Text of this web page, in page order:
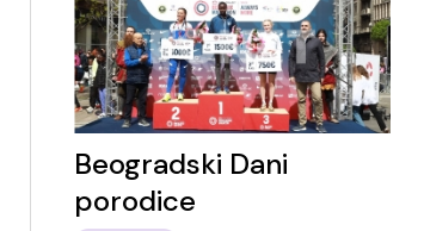
Beogradski Dani
porodice